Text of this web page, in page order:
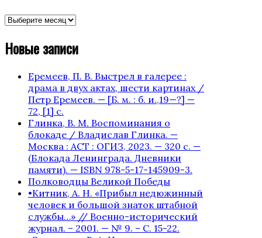
архив
Новые записи
Еремеев, П. В. Выстрел в галерее :
драма в двух актах, шести картинах /
Петр Еремеев. — [Б. м. : б. и.,19—?] —
72, [1] с.
Глинка, В. М. Воспоминания о
блокаде / Владислав Глинка. —
Москва : АСТ : ОГИЗ, 2023. — 320 с. —
(Блокада Ленинграда. Дневники
памяти). — ISBN 978-5-17-145909-3.
Полководцы Великой Победы
•Китник, А. Н. «Прибыл недюжинный
человек и большой знаток штабной
службы…» // Военно-исторический
журнал. – 2001. — № 9. – С. 15-22.